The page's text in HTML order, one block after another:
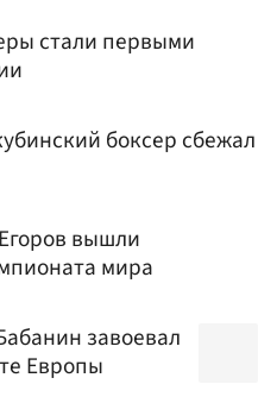
стали первыми
боксер сбежал
вышли
мира
завоевал
Европы